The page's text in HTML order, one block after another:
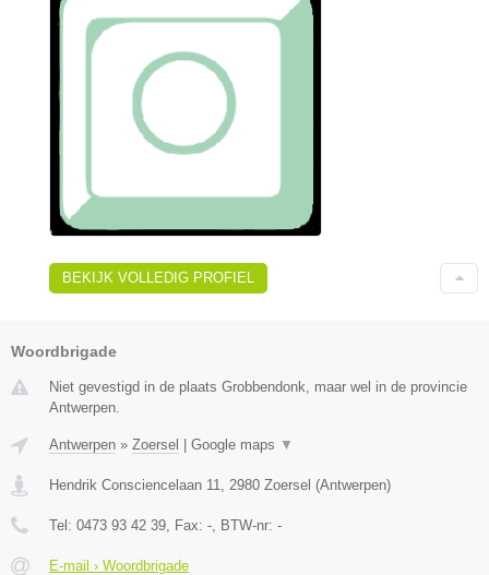
BEKIJK VOLLEDIG PROFIEL
Woordbrigade
Niet gevestigd in de plaats Grobbendonk, maar wel in de provincie
Antwerpen.
Antwerpen » Zoersel | Google maps ▼
Hendrik Consciencelaan 11 2980 Zoersel (Antwerpen)
Tel: 0473 93 42 39 , Fax: - , BTW-nr: -
E-mail › Woordbrigade